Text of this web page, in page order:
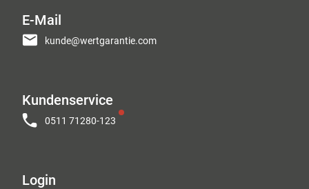
E-Mail
kunde@wertgarantie.com
Kundenservice
0511 71280-123
Login